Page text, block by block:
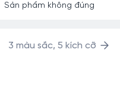
Sản phẩm không đúng
3 màu sắc, 5 kích cỡ